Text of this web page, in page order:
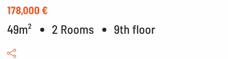
178,000 €
49m² 2 Rooms 9th floor